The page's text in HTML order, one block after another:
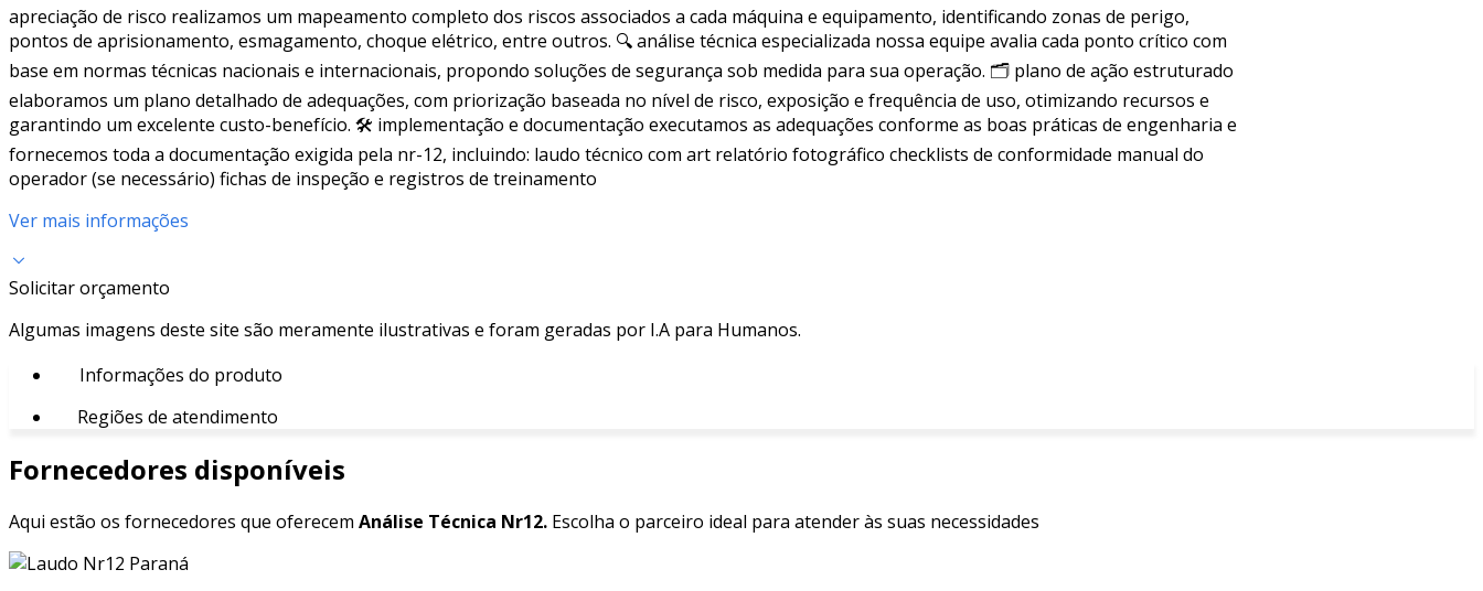
apreciação de risco realizamos um mapeamento completo dos riscos associados a cada máquina e equipamento, identificando zonas de perigo,
pontos de aprisionamento, esmagamento, choque elétrico, entre outros. 🔍 análise técnica especializada nossa equipe avalia cada ponto crítico com
base em normas técnicas nacionais e internacionais, propondo soluções de segurança sob medida para sua operação. 🗂 plano de ação estruturado
elaboramos um plano detalhado de adequações, com priorização baseada no nível de risco, exposição e frequência de uso, otimizando recursos e
garantindo um excelente custo-benefício. 🛠 implementação e documentação executamos as adequações conforme as boas práticas de engenharia e
fornecemos toda a documentação exigida pela nr-12, incluindo: laudo técnico com art relatório fotográfico checklists de conformidade manual do
operador (se necessário) fichas de inspeção e registros de treinamento
Ver mais informações
Solicitar orçamento
Algumas imagens deste site são meramente ilustrativas e foram geradas por I.A para Humanos.
Informações do produto
Regiões de atendimento
Fornecedores disponíveis
Aqui estão os fornecedores que oferecem Análise Técnica Nr12. Escolha o parceiro ideal para atender às suas necessidades